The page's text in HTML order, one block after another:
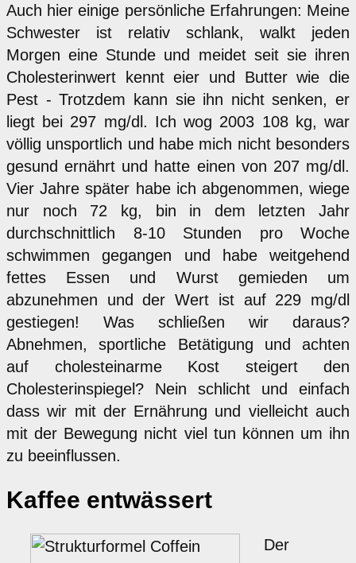
Auch hier einige persönliche Erfahrungen: Meine
Schwester ist relativ schlank, walkt jeden
Morgen eine Stunde und meidet seit sie ihren
Cholesterinwert kennt eier und Butter wie die
Pest - Trotzdem kann sie ihn nicht senken, er
liegt bei 297 mg/dl. Ich wog 2003 108 kg, war
völlig unsportlich und habe mich nicht besonders
gesund ernährt und hatte einen von 207 mg/dl.
Vier Jahre später habe ich abgenommen, wiege
nur noch 72 kg, bin in dem letzten Jahr
durchschnittlich 8-10 Stunden pro Woche
schwimmen gegangen und habe weitgehend
fettes Essen und Wurst gemieden um
abzunehmen und der Wert ist auf 229 mg/dl
gestiegen! Was schließen wir daraus?
Abnehmen, sportliche Betätigung und achten
auf cholesteinarme Kost steigert den
Cholesterinspiegel? Nein schlicht und einfach
dass wir mit der Ernährung und vielleicht auch
mit der Bewegung nicht viel tun können um ihn
zu beeinflussen.
Kaffee entwässert
Der